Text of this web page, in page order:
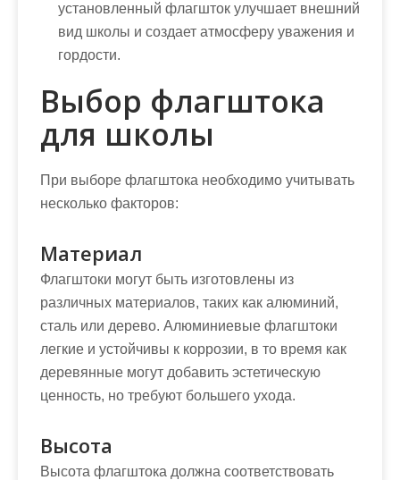
установленный флагшток улучшает внешний
вид школы и создает атмосферу уважения и
гордости.
Выбор флагштока
для школы
При выборе флагштока необходимо учитывать
несколько факторов:
Материал
Флагштоки могут быть изготовлены из
различных материалов, таких как алюминий,
сталь или дерево. Алюминиевые флагштоки
легкие и устойчивы к коррозии, в то время как
деревянные могут добавить эстетическую
ценность, но требуют большего ухода.
Высота
Высота флагштока должна соответствовать